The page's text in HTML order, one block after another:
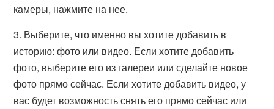
камеры, нажмите на нее.
3. Выберите, что именно вы хотите добавить в
историю: фото или видео. Если хотите добавить
фото, выберите его из галереи или сделайте новое
фото прямо сейчас. Если хотите добавить видео, у
вас будет возможность снять его прямо сейчас или